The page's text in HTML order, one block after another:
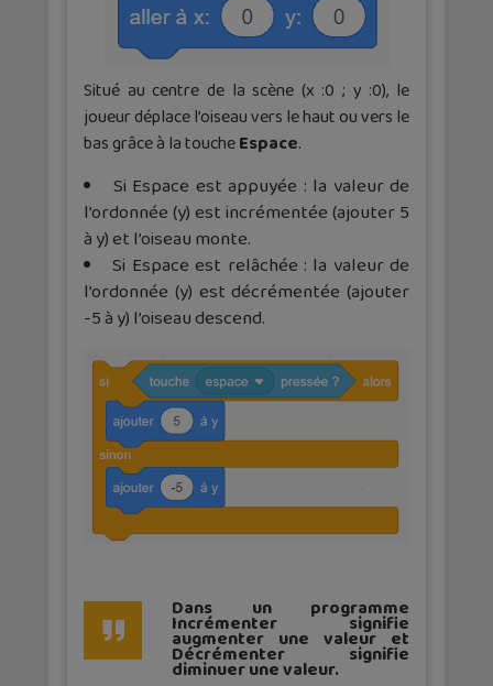
Situé au centre de la scène (x :0 ; y :0), le
joueur déplace l’oiseau vers le haut ou vers le
bas grâce à la toucheEspace.
Si Espace est appuyée : la valeur de
l’ordonnée (y) est incrémentée (ajouter 5
à y) et l’oiseau monte.
Si Espace est relâchée : la valeur de
l’ordonnée (y) est décrémentée (ajouter
-5 à y) l’oiseau descend.
Dans un programme
Incrémenter signifie
augmenter une valeur et
Décrémenter signifie
diminuer une valeur.